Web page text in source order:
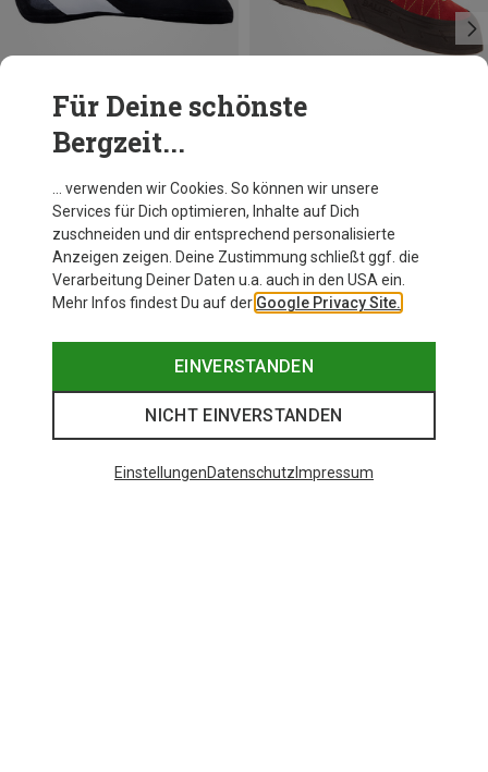
Du sparst 13%
Für Deine schönste
Bergzeit...
… verwenden wir Cookies. So können wir unsere
Services für Dich optimieren, Inhalte auf Dich
zuschneiden und dir entsprechend personalisierte
Anzeigen zeigen. Deine Zustimmung schließt ggf. die
Verarbeitung Deiner Daten u.a. auch in den USA ein.
Mehr Infos findest Du auf der Google Privacy Site.
EINVERSTANDEN
NICHT EINVERSTANDEN
EinstellungenDatenschutz Impressum